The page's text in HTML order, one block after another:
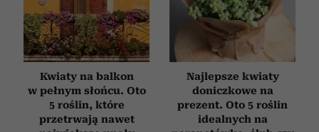
Kwiaty na balkon
w pełnym słońcu. Oto
5 roślin, które
przetrwają nawet
Najlepsze kwiaty
doniczkowe na
prezent. Oto 5 roślin
idealnych na